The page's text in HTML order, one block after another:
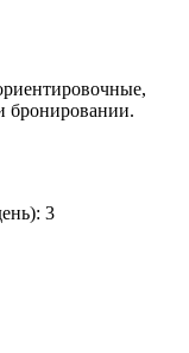
бронировании.
3